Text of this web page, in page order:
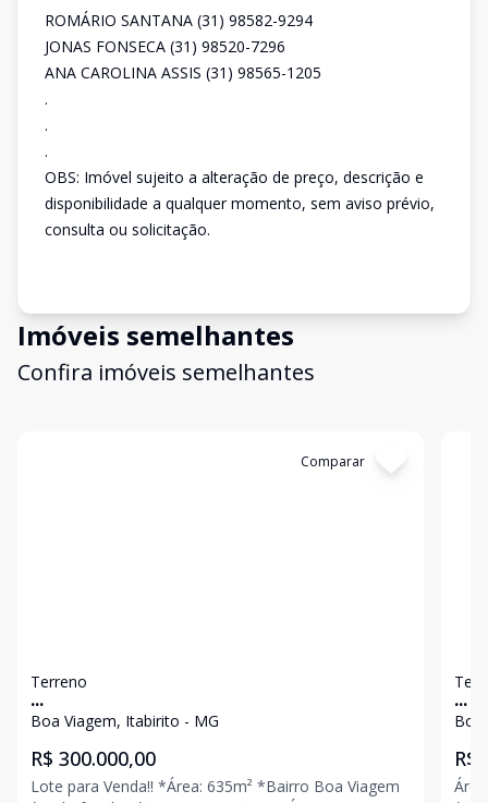
ROMÁRIO SANTANA (31) 98582-9294
JONAS FONSECA (31) 98520-7296
ANA CAROLINA ASSIS (31) 98565-1205
.
.
.
OBS: Imóvel sujeito a alteração de preço, descrição e
disponibilidade a qualquer momento, sem aviso prévio,
consulta ou solicitação.
Imóveis semelhantes
Confira imóveis semelhantes
Comparar
Terreno
...
Boa Viagem, Itabirito - MG
R$ 300.000,00
Lote para Venda!! *Área: 635m² *Bairro Boa Viagem
...
Boa
R$
Área para